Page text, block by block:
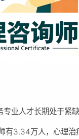
业人才长期处于紧缺
有3.34万人，心理